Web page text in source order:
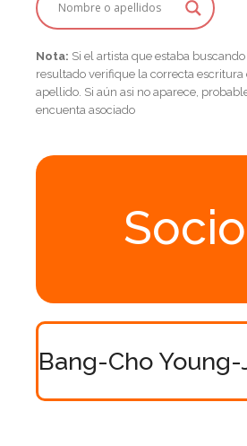
Nota: Si el artista que estaba
resultado verifique la correcta
apellido. Si aún asi no aparece,
encuenta asociado
Bang-Cho Young-